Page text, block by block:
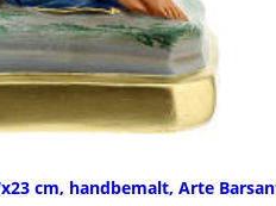
cm, handbemalt, Arte